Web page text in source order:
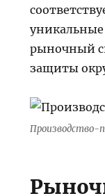
рыночный
защиты
Производство-